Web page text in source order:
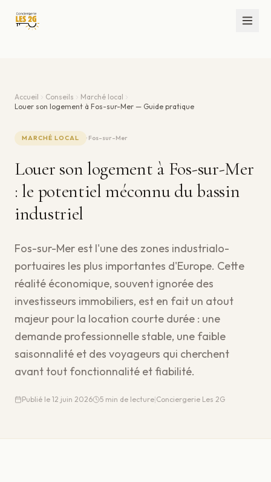
Accueil Conseils
Marché local
Louer son logement à Fos-sur-Mer — Guide pratique
MARCHÉ LOCAL · Fos-sur-Mer
Louer son logement à Fos-sur-Mer
: le potentiel méconnu du bassin
industriel
Fos-sur-Mer est l'une des zones industrialo-
portuaires les plus importantes d'Europe. Cette
réalité économique, souvent ignorée des
investisseurs immobiliers, est en fait un atout
majeur pour la location courte durée : une
demande professionnelle stable, une faible
saisonnalité et des voyageurs qui cherchent
avant tout fonctionnalité et fiabilité.
Publié le 12 juin 2026 5 min de lecture|Conciergerie Les 2G